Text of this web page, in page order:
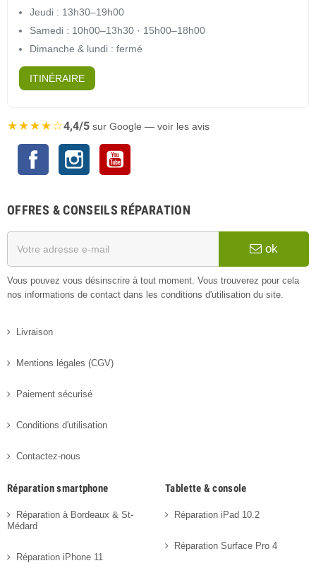
Jeudi : 13h30–19h00
Samedi : 10h00–13h30 · 15h00–18h00
Dimanche & lundi : fermé
ITINÉRAIRE
★★★★☆4,4/5 sur Google — voir les avis
Facebook Instagram
OFFRES & CONSEILS RÉPARATION
ok
Vous pouvez vous désinscrire à tout moment. Vous trouverez pour cela
nos informations de contact dans les conditions d'utilisation du site.
Livraison
Mentions légales (CGV)
Paiement sécurisé
Conditions d'utilisation
Contactez-nous
Réparation smartphone
Réparation à Bordeaux & St-
Médard
Réparation iPhone 11
Tablette & console
Réparation iPad 10.2
Réparation Surface Pro 4